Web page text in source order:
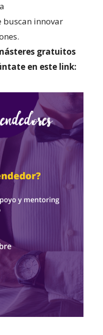
innovar
gratuitos
en este link: